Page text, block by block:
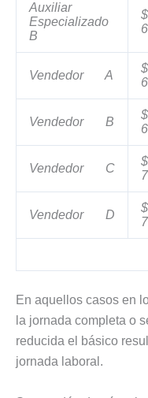
Auxiliar
Especializado
B
$
Vendedor A
$
Vendedor B
$
Vendedor C
$
Vendedor D
$
En aquellos casos en
la jornada completa o
reducida el básico
jornada laboral.